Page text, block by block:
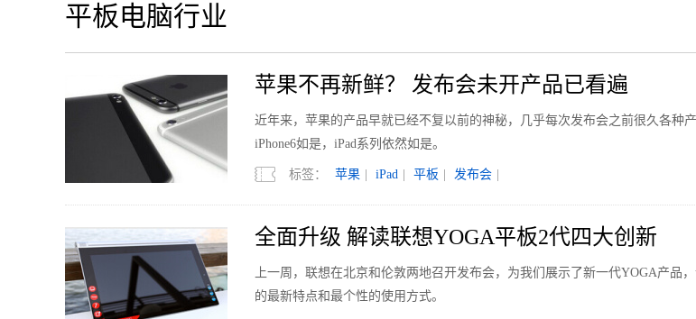
平板电脑行业
苹果不再新鲜？ 发布会未开产品已看遍
近年来，苹果的产品早就已经不复以前的神秘，几乎每次发布会之前很久各种
iPhone6如是，iPad系列依然如是。
标签： 苹果 iPad 平板 发布会
全面升级 解读联想YOGA平板2代四大创新
上一周，联想在北京和伦敦两地召开发布会，为我们展示了新一代YOGA产品
的最新特点和最个性的使用方式。